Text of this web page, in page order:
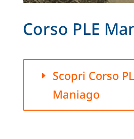
Corso PLE
Scopri Corso
Maniago